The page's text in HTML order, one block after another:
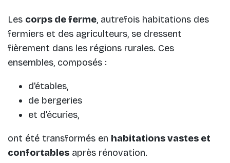
Les corps de ferme, autrefois habitations des
fermiers et des agriculteurs, se dressent
fièrement dans les régions rurales. Ces
ensembles, composés :
d'étables,
de bergeries
et d'écuries,
ont été transformés en habitations vastes et
confortables après rénovation.